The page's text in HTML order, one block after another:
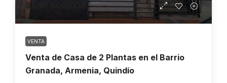
$680.000.000
VENTA
Venta de Casa de 2 Plantas en el Barrio
Granada, Armenia, Quindío